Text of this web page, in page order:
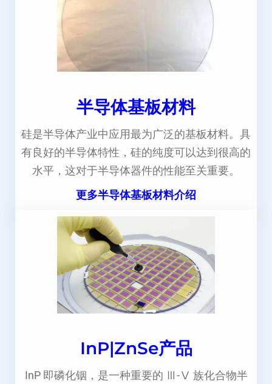
半导体基板材料
硅是半导体产业中应用最为广泛的基板材料。具
有良好的半导体特性，硅的纯度可以达到很高的
水平，这对于半导体器件的性能至关重要。
更多半导体基板材料介绍
InP|ZnSe产品
InP 即磷化铟，是一种重要的 Ⅲ-Ⅴ 族化合物半